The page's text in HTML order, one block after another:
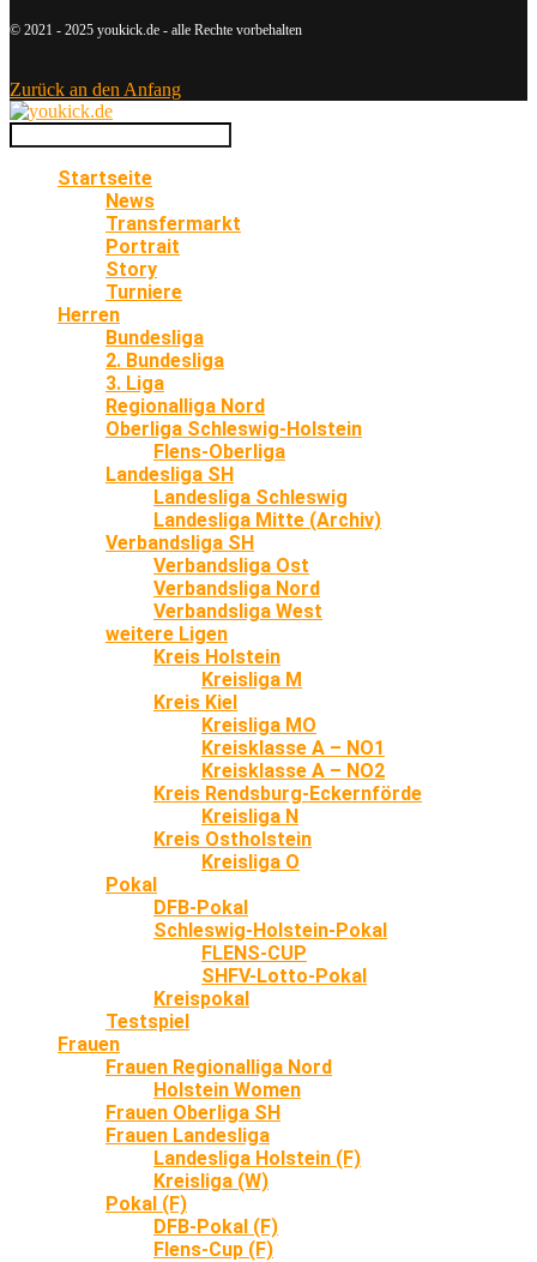
© 2021 - 2025 youkick.de - alle Rechte vorbehalten
Zurück an den Anfang
Startseite
News
Transfermarkt
Portrait
Story
Turniere
Herren
Bundesliga
2. Bundesliga
3. Liga
Regionalliga Nord
Oberliga Schleswig-Holstein
Flens-Oberliga
Landesliga SH
Landesliga Schleswig
Landesliga Mitte (Archiv)
Verbandsliga SH
Verbandsliga Ost
Verbandsliga Nord
Verbandsliga West
weitere Ligen
Kreis Holstein
Kreisliga M
Kreis Kiel
Kreisliga MO
Kreisklasse A – NO1
Kreisklasse A – NO2
Kreis Rendsburg-Eckernförde
Kreisliga N
Kreis Ostholstein
Kreisliga O
Pokal
DFB-Pokal
Schleswig-Holstein-Pokal
FLENS-CUP
SHFV-Lotto-Pokal
Kreispokal
Testspiel
Frauen
Frauen Regionalliga Nord
Holstein Women
Frauen Oberliga SH
Frauen Landesliga
Landesliga Holstein (F)
Kreisliga (W)
Pokal (F)
DFB-Pokal (F)
Flens-Cup (F)